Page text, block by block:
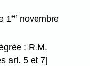
1er novembre
: R.M.
art. 5 et 7]